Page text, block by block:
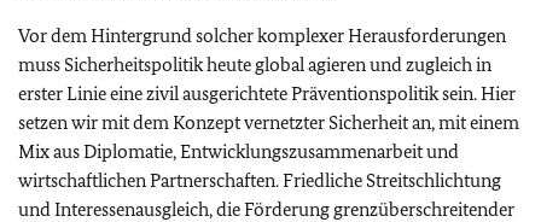
Vor dem Hintergrund solcher komplexer Herausforderungen
muss Sicherheitspolitik heute global agieren und zugleich in
erster Linie eine zivil ausgerichtete Präventionspolitik sein. Hier
setzen wir mit dem Konzept vernetzter Sicherheit an, mit einem
Mix aus Diplomatie, Entwicklungszusammenarbeit und
wirtschaftlichen Partnerschaften. Friedliche Streitschlichtung
und Interessenausgleich, die Förderung grenzüberschreitender